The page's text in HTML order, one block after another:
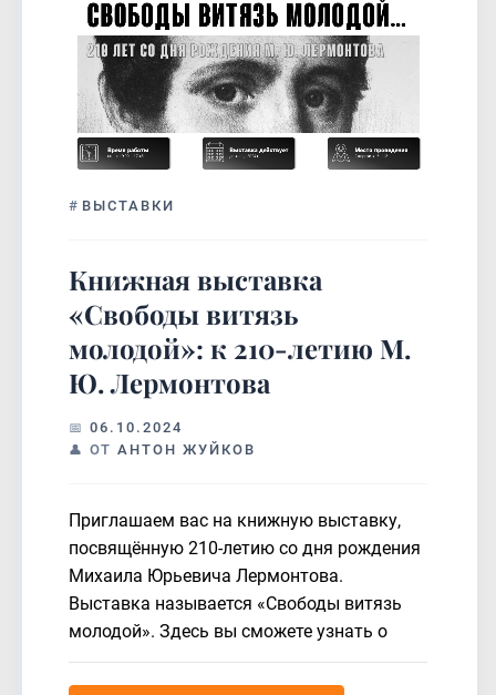
# ВЫСТАВКИ
Книжная выставка
«Свободы витязь
молодой»: к 210-летию М.
Ю. Лермонтова
06.10.2024
ОТ АНТОН ЖУЙКОВ
Приглашаем вас на книжную выставку,
посвящённую 210-летию со дня рождения
Михаила Юрьевича Лермонтова.
Выставка называется «Свободы витязь
молодой». Здесь вы сможете узнать о